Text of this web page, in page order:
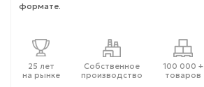
формате.
25 лет
на рынке
Собственное
производство
100 000 +
товаров